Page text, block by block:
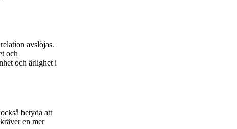
avslöjas.
och
och ärlighet i
betyda att
en mer